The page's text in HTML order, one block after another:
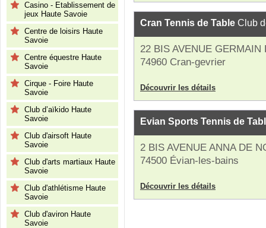
Casino - Etablissement de
jeux Haute Savoie
Centre de loisirs Haute
Savoie
Centre équestre Haute
Savoie
Cirque - Foire Haute
Savoie
Club d’aïkido Haute
Savoie
Club d'airsoft Haute
Savoie
Club d'arts martiaux Haute
Savoie
Club d'athlétisme Haute
Savoie
Club d'aviron Haute
Savoie
Cran Tennis de Table Club
22 BIS AVENUE GERMAIN
74960 Cran-gevrier
Découvrir les détails
Evian Sports Tennis de
2 BIS AVENUE ANNA DE
74500 Évian-les-bains
Découvrir les détails